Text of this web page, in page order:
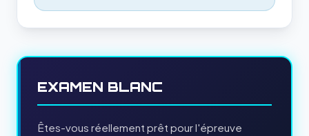
EXAMEN BLANC
Êtes-vous réellement prêt pour l'épreuve